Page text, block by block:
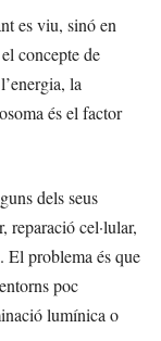
es viu, sinó en
concepte de
la
és el factor
dels seus
reparació cel·lular,
El problema és que
poc
lumínica o